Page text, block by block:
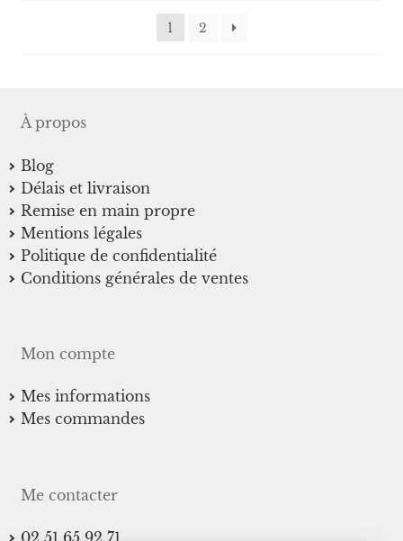
1 2
À propos
Blog
Délais et livraison
Remise en main propre
Mentions légales
Politique de confidentialité
Conditions générales de ventes
Mon compte
Mes informations
Mes commandes
Me contacter